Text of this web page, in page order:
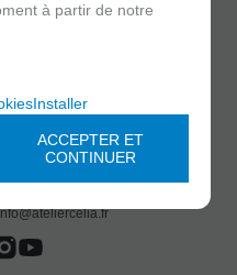
à partir de notre
Installer
ACCEPTER ET
CONTINUER